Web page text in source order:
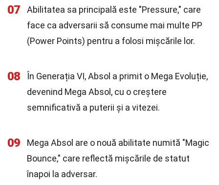
07
Abilitatea sa principală este "Pressure," care
face ca adversarii să consume mai multe PP
(Power Points) pentru a folosi mișcările lor.
08
În Generația VI, Absol a primit o Mega Evoluție,
devenind Mega Absol, cu o creștere
semnificativă a puterii și a vitezei.
09
Mega Absol are o nouă abilitate numită "Magic
Bounce," care reflectă mișcările de statut
înapoi la adversar.